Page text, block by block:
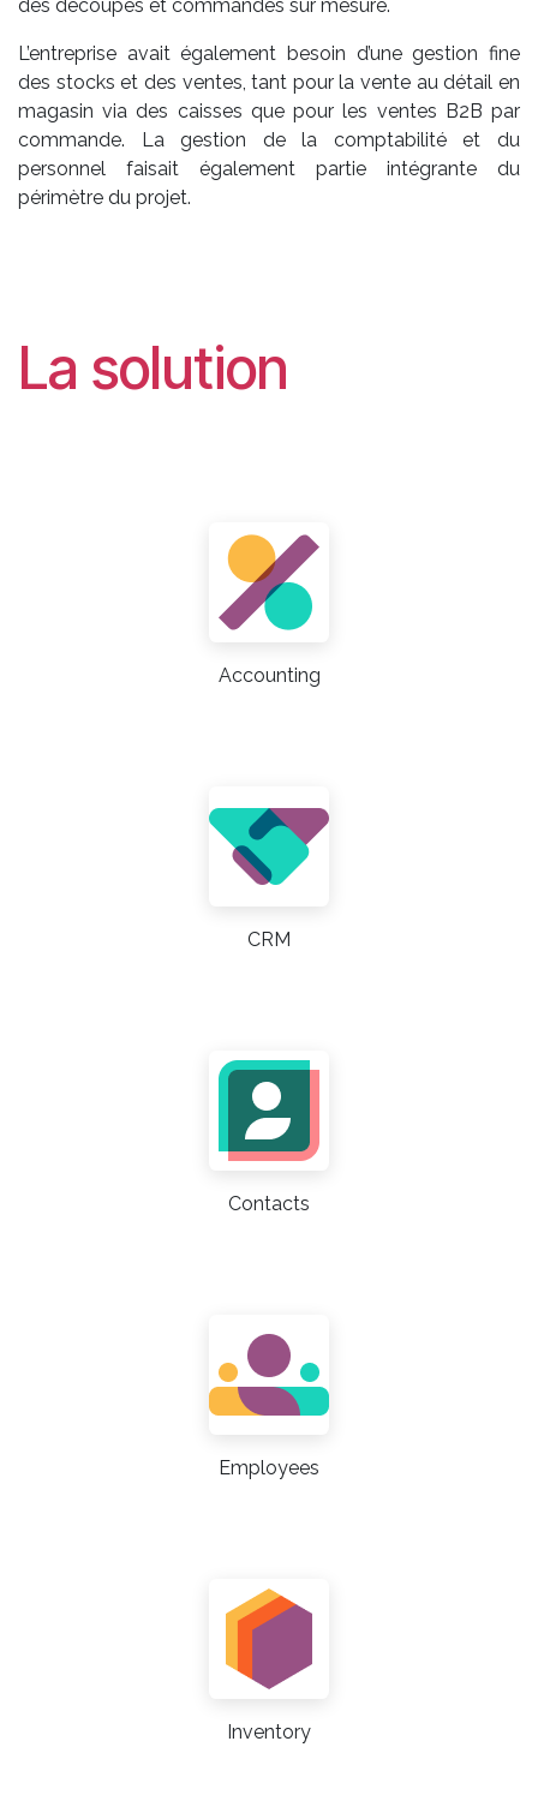
des découpes et commandes sur mesure.
L’entreprise avait également besoin d’une gestion fine
des stocks et des ventes, tant pour la vente au détail en
magasin via des caisses que pour les ventes B2B par
commande. La gestion de la comptabilité et du
personnel faisait également partie intégrante du
périmètre du projet.
La solution
Accounting
CRM
Contacts
Employees
Inventory